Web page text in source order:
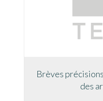
Brèves
des